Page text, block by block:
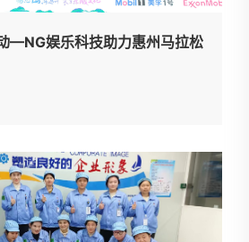
—NG娱乐科技助力惠州马拉松